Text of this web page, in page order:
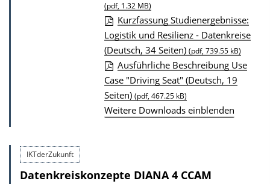
w
n
l
o
a
d
s
P
(pdf, 1.32 MB)
Kurzfassung Studienergebnisse:
Logistik und Resilienz - Datenkreise
(Deutsch, 34 Seiten) (pdf, 739.55 kB)
Ausführliche Beschreibung Use
Case "Driving Seat" (Deutsch, 19
Seiten) (pdf, 467.25 kB)
Weitere Downloads einblenden
IKTderZukunft
Datenkreiskonzepte DIANA 4 CCAM